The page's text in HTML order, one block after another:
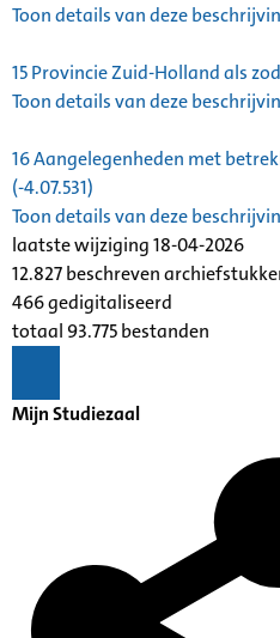
Toon details van deze
15Provincie Zuid-Holland als
Toon details van deze
16Aangelegenheden met
(-4.07.531)
Toon details van deze
laatste wijziging 18-04-2026
12.827 beschreven
466 gedigitaliseerd
totaal 93.775 bestanden
Mijn Studiezaal